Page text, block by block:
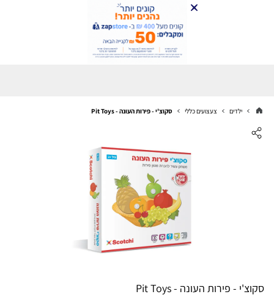
ילדים צעצועים כללי סקוצ'י - פירות העונה - Pit Toys
סקוצ'י - פירות העונה - Pit Toys